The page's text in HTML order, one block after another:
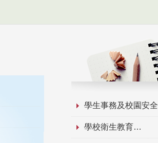
學生事務及校園安全
學校衛生教育